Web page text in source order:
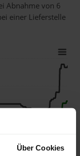
Über Cookies
Abnahmevon 6
einer Lieferstelle